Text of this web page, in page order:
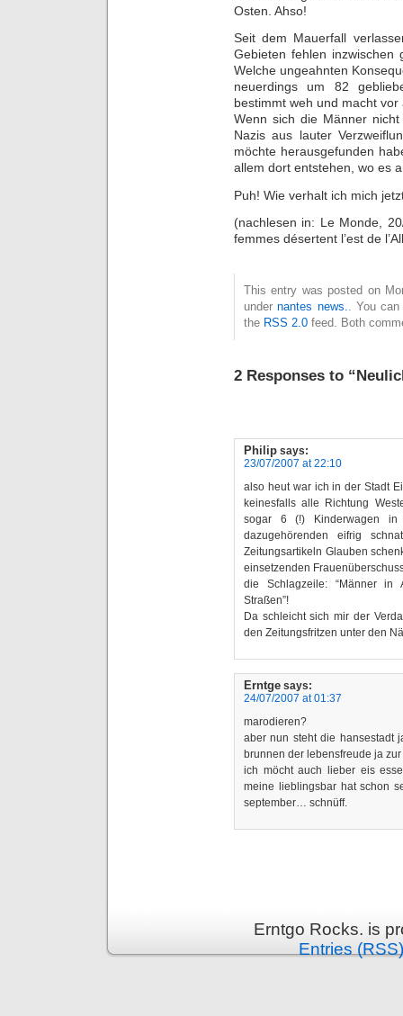
Osten. Ahso!
Seit dem Mauerfall
Gebieten fehlen
Welche ungeahnten
neuerdings um 82
bestimmt weh und macht
Wenn sich die Männer
Nazis aus lauter
möchte herausgefunden
allem dort entstehen, wo es
Puh! Wie verhalt ich mich
(nachlesen in: Le Monde,
femmes désertent l’est de
This entry was posted on
undernantes news.. You
the RSS 2.0 feed. Both
2 Responses to
Philip says:
23/07/2007 at 22:10
also heut war ich in der Stadt
keinesfalls alle Richtung
sogar 6 (!) Kinderwagen in
dazugehörenden eifrig
Zeitungsartikeln Glauben
einsetzenden
die Schlagzeile: “Männer in
Straßen”!
Da schleicht sich mir der
den Zeitungsfritzen unter den
Erntge says:
24/07/2007 at 01:37
marodieren?
aber nun steht die hansestadt
brunnen der lebensfreude ja
ich möcht auch lieber eis
meine lieblingsbar hat schon
september… schnüff.
Erntgo Rocks. is
Entries (RSS)